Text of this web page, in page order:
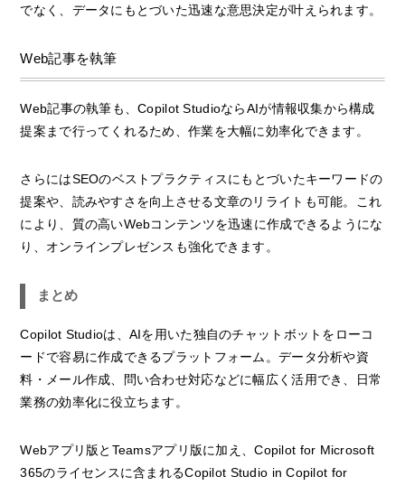
でなく、データにもとづいた迅速な意思決定が叶えられます。
Web記事を執筆
Web記事の執筆も、Copilot StudioならAIが情報収集から構成
提案まで行ってくれるため、作業を大幅に効率化できます。
さらにはSEOのベストプラクティスにもとづいたキーワードの
提案や、読みやすさを向上させる文章のリライトも可能。これ
により、質の高いWebコンテンツを迅速に作成できるようにな
り、オンラインプレゼンスも強化できます。
まとめ
Copilot Studioは、AIを用いた独自のチャットボットをローコ
ードで容易に作成できるプラットフォーム。データ分析や資
料・メール作成、問い合わせ対応などに幅広く活用でき、日常
業務の効率化に役立ちます。
Webアプリ版とTeamsアプリ版に加え、Copilot for Microsoft
365のライセンスに含まれるCopilot Studio in Copilot for